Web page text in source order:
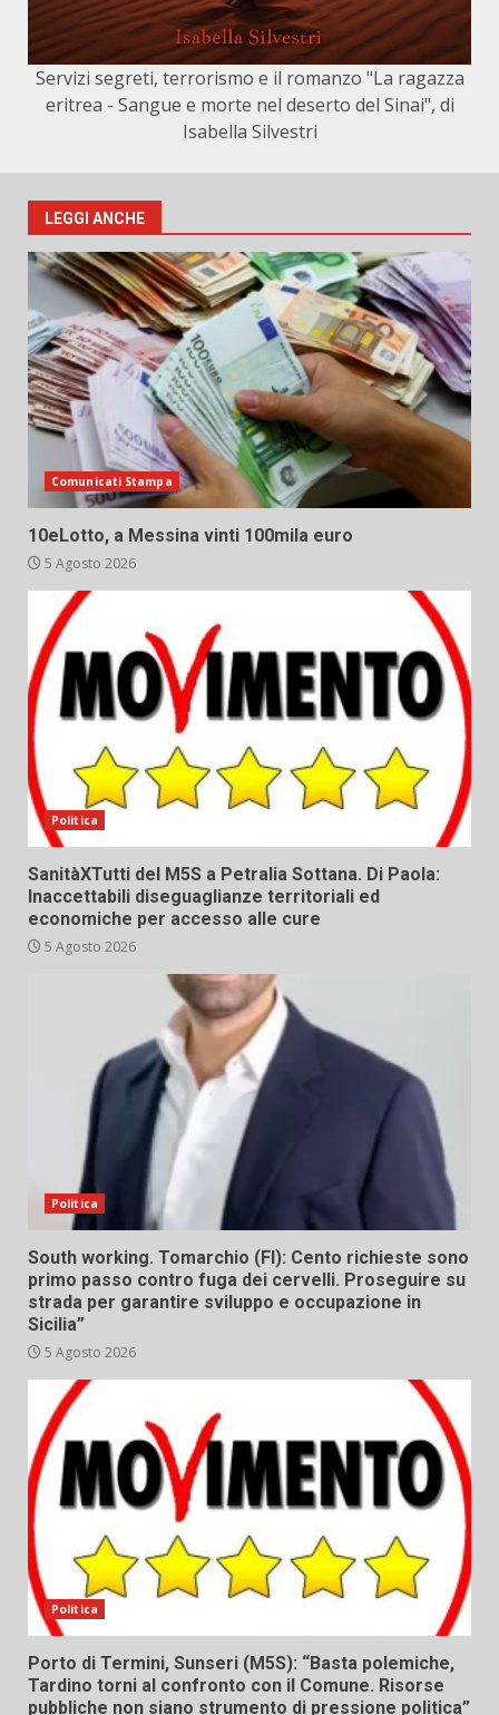
Servizi segreti, terrorismo e il romanzo "La ragazza
eritrea - Sangue e morte nel deserto del Sinai", di
Isabella Silvestri
LEGGI ANCHE
Comunicati Stampa
10eLotto, a Messina vinti 100mila euro
5 Agosto 2026
Politica
SanitàXTutti del M5S a Petralia Sottana. Di Paola:
Inaccettabili diseguaglianze territoriali ed
economiche per accesso alle cure
5 Agosto 2026
Politica
South working. Tomarchio (FI): Cento richieste sono
primo passo contro fuga dei cervelli. Proseguire su
strada per garantire sviluppo e occupazione in
Sicilia”
5 Agosto 2026
Politica
Porto di Termini, Sunseri (M5S): “Basta polemiche,
Tardino torni al confronto con il Comune. Risorse
pubbliche non siano strumento di pressione politica”